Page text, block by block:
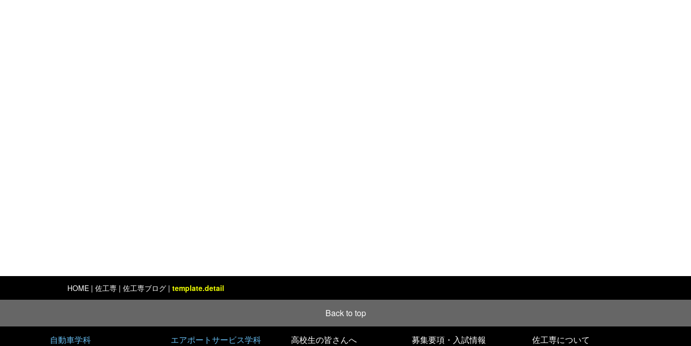
HOME| 佐工専| 佐工専ブログ | template.detail
Back to top
自動車学科 エアポートサービス学科 高校生の皆さんへ 募集要項・入試情報 佐工専について